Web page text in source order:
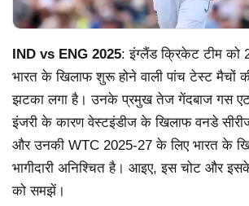
IND vs ENG 2025: इंग्लैंड क्रिकेट टीम
भारत के खिलाफ शुरू होने वाली पांच टेस्ट मैचों
झटका लगा है। उनके प्रमुख तेज गेंदबाज गस
इंजरी के कारण वेस्टइंडीज के खिलाफ वनडे
और उनकी WTC 2025-27 के लिए भारत के
भागीदारी अनिश्चित है। आइए, इस चोट और
को समझें।